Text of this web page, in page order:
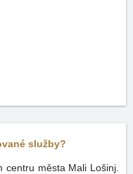
služby?
města Mali Lošinj.